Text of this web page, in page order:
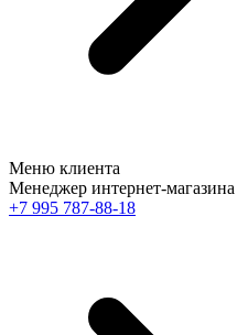
Меню клиента
Менеджер интернет-магазина
+7 995 787-88-18